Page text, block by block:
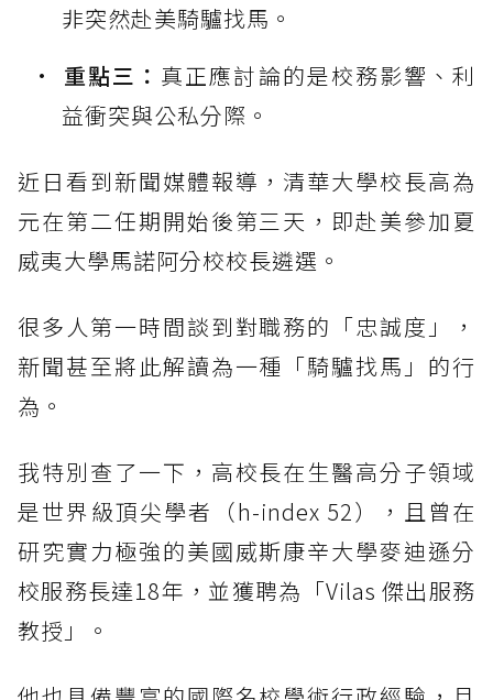
非突然赴美騎驢找馬。
重點三： 真正應討論的是校務影響、利
益衝突與公私分際。
近日看到新聞媒體報導，清華大學校長高為
元在第二任期開始後第三天，即赴美參加夏
威夷大學馬諾阿分校校長遴選。
很多人第一時間談到對職務的「忠誠度」，
新聞甚至將此解讀為一種「騎驢找馬」的行
為。
我特別查了一下，高校長在生醫高分子領域
是世界級頂尖學者（h-index 52），且曾在
研究實力極強的美國威斯康辛大學麥迪遜分
校服務長達18年，並獲聘為「Vilas 傑出服務
教授」。